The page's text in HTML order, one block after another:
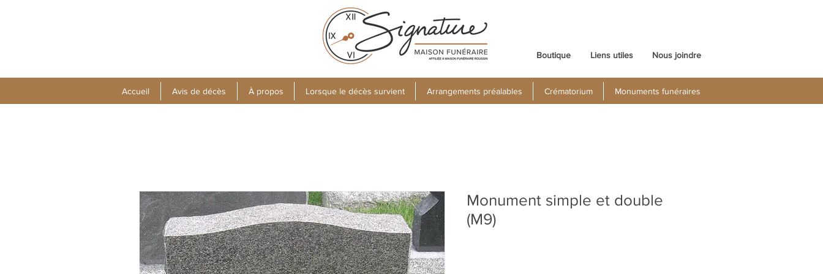
Boutique Liens utiles Nous joindre
Accueil Avis de décès À propos Lorsque le décès survient Arrangements préalables Crématorium Monuments funéraires
Monument simple et double
(M9)